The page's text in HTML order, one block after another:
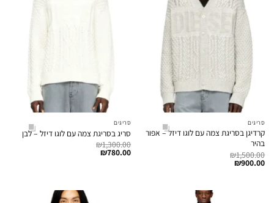
סריגים
קרדיגן בסריגת צמה עם לוגו דיזל – אפור
בהיר
₪1,500.00
₪900.00
סריגים
סריג בסריגת צמה עם לוגו דיזל – לבן
₪1,300.00
₪780.00